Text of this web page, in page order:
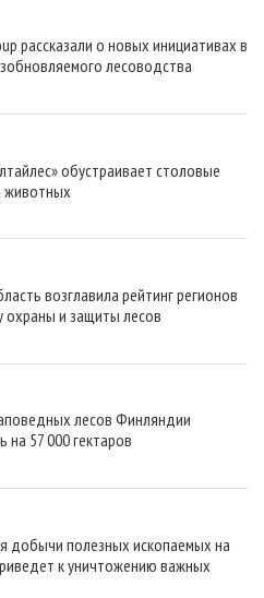
рассказали о новых инициативах в
лесоводства
обустраивает столовые
животных
возглавила рейтинг регионов
охраны и защиты лесов
лесов Финляндии
на 57 000 гектаров
добычи полезных ископаемых на
к уничтожению важных